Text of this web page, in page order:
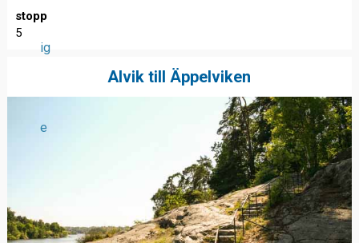
ig
e
stopp
5
Alvik till Äppelviken